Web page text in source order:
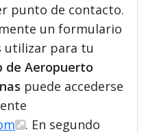
punto de contacto.
un formulario
utilizar para tu
de Aeropuerto
puede accederse
. En segundo